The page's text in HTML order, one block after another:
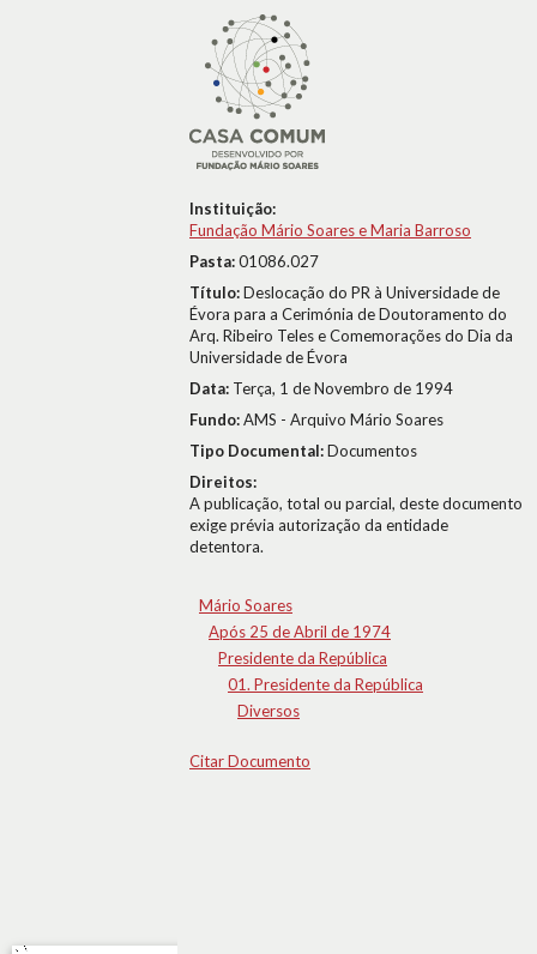
Instituição:
Fundação Mário Soares e Maria Barroso
Pasta:01086.027
Título:Deslocação do PR à Universidade de
Évora para a Cerimónia de Doutoramento do
Arq. Ribeiro Teles e Comemorações do Dia da
Universidade de Évora
Data: Terça, 1 de Novembro de 1994
Fundo:AMS - Arquivo Mário Soares
Tipo Documental:Documentos
Direitos:
A publicação, total ou parcial, deste documento
exige prévia autorização da entidade
detentora.
Mário Soares
Após 25 de Abril de 1974
Presidente da República
01. Presidente da República
Diversos
Citar Documento